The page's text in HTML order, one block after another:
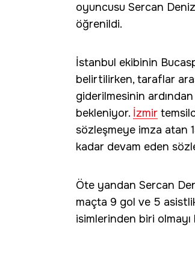
oyuncusu Sercan
öğrenildi.
İstanbul ekibinin
belirtilirken, taraflar
giderilmesinin
bekleniyor. İzmir
sözleşmeye imza atan
kadar devam eden
Öte yandan Sercan
maçta 9 gol ve 5
isimlerinden biri olmayı